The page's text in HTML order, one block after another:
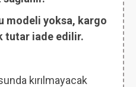
modeli yoksa, kargo
tutar iade edilir.
kırılmayacak